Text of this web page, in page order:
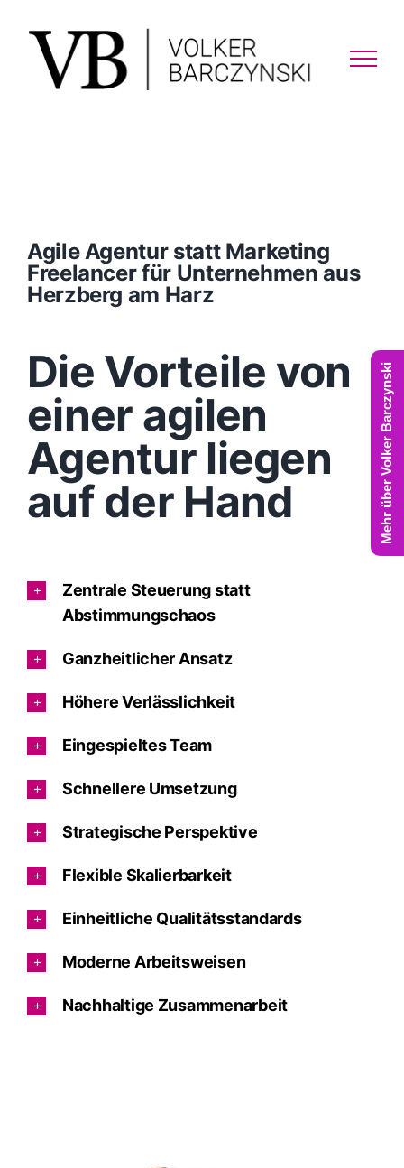
content
Agile Agentur statt Marketing
Freelancer für Unternehmen aus
Herzberg am Harz
Die Vorteile von
einer agilen
Agentur liegen
auf der Hand
Zentrale Steuerung statt
Abstimmungschaos
Ganzheitlicher Ansatz
Höhere Verlässlichkeit
Eingespieltes Team
Schnellere Umsetzung
Strategische Perspektive
Flexible Skalierbarkeit
Einheitliche Qualitätsstandards
Moderne Arbeitsweisen
Nachhaltige Zusammenarbeit
Mehr über Volker Barczynski